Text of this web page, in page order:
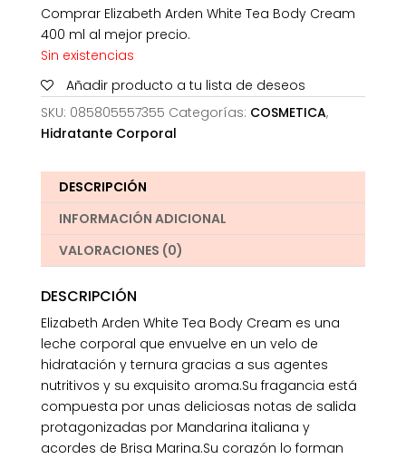
Comprar Elizabeth Arden White Tea Body Cream
400 ml al mejor precio.
Sin existencias
Añadir producto a tu lista de deseos
SKU: 085805557355 Categorías: COSMETICA,
Hidratante Corporal
DESCRIPCIÓN
INFORMACIÓN ADICIONAL
VALORACIONES (0)
DESCRIPCIÓN
Elizabeth Arden White Tea Body Cream es una
leche corporal que envuelve en un velo de
hidratación y ternura gracias a sus agentes
nutritivos y su exquisito aroma.Su fragancia está
compuesta por unas deliciosas notas de salida
protagonizadas por Mandarina italiana y
acordes de Brisa Marina.Su corazón lo forman